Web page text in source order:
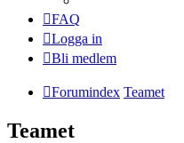
FAQ
Logga in
Bli medlem
Forumindex Teamet
Teamet